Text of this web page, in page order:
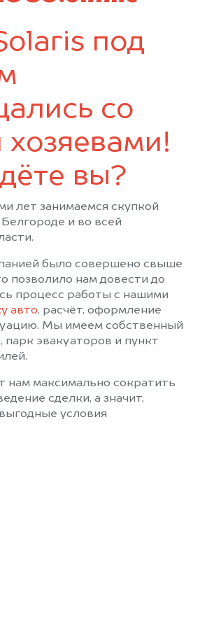
под
со
хозяевами!
вы?
лет занимаемся скупкой
и во всей
было совершено свыше
позволило нам довести до
процесс работы с нашими
авто, расчёт, оформление
Мы имеем собственный
эвакуаторов и пункт
нам максимально сократить
сделки, а значит,
условия